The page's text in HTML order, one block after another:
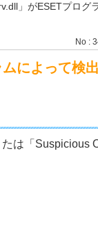
」がESETプログ
No :
によって検
は「Suspicious